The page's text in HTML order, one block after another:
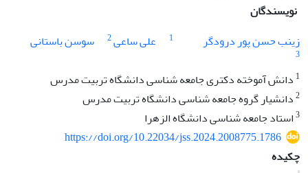
نویسندگان
زینب حسن پور درودگر
1 علی ساعی2 سوسن باستانی
3
1 دانش آموخته دکتری جامعه شناسی دانشگاه تربیت مدرس
2دانشیار گروه جامعه شناسی دانشگاه تربیت مدرس
3استاد جامعه شناسی دانشگاه الزهرا
https://doi.org/10.22034/jss.2024.2008775.1786
چکیده